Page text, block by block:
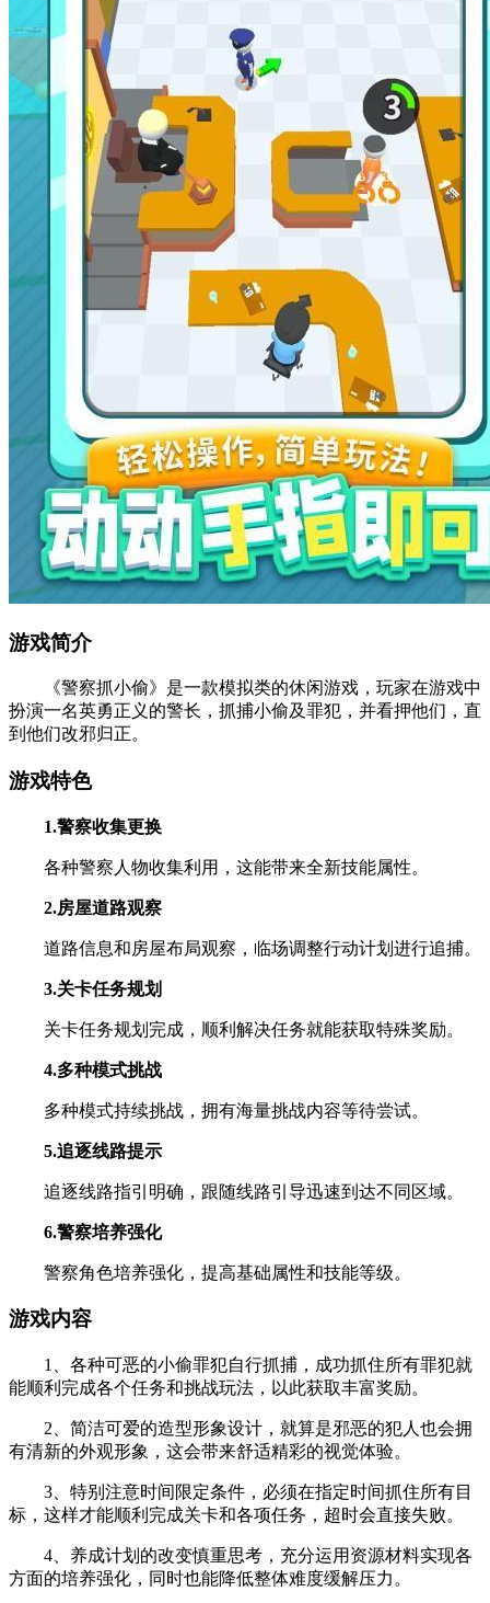
游戏简介
《警察抓小偷》是一款模拟类的休闲游戏，玩家在游戏中
扮演一名英勇正义的警长，抓捕小偷及罪犯，并看押他们，直
到他们改邪归正。
游戏特色
1.警察收集更换
各种警察人物收集利用，这能带来全新技能属性。
2.房屋道路观察
道路信息和房屋布局观察，临场调整行动计划进行追捕。
3.关卡任务规划
关卡任务规划完成，顺利解决任务就能获取特殊奖励。
4.多种模式挑战
多种模式持续挑战，拥有海量挑战内容等待尝试。
5.追逐线路提示
追逐线路指引明确，跟随线路引导迅速到达不同区域。
6.警察培养强化
警察角色培养强化，提高基础属性和技能等级。
游戏内容
1、各种可恶的小偷罪犯自行抓捕，成功抓住所有罪犯就
能顺利完成各个任务和挑战玩法，以此获取丰富奖励。
2、简洁可爱的造型形象设计，就算是邪恶的犯人也会拥
有清新的外观形象，这会带来舒适精彩的视觉体验。
3、特别注意时间限定条件，必须在指定时间抓住所有目
标，这样才能顺利完成关卡和各项任务，超时会直接失败。
4、养成计划的改变慎重思考，充分运用资源材料实现各
方面的培养强化，同时也能降低整体难度缓解压力。